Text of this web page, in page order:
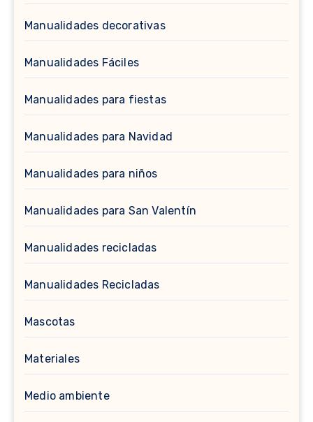
Manualidades decorativas
Manualidades Fáciles
Manualidades para fiestas
Manualidades para Navidad
Manualidades para niños
Manualidades para San Valentín
Manualidades recicladas
Manualidades Recicladas
Mascotas
Materiales
Medio ambiente